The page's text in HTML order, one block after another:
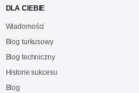
DLA CIEBIE
Wiadomości
Blog turkusowy
Blog techniczny
Historie sukcesu
Blog